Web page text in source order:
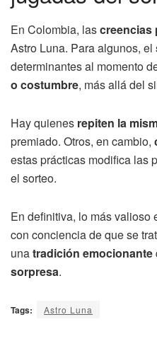
En Colombia, lascreencias
Astro Luna. Para algunos, el
determinantes al momento
o costumbre, más allá del
Hay quienes repiten la
premiado. Otros, en cambio,
estas prácticas modifica las
el sorteo.
En definitiva, lo más valioso
con conciencia de que se
unatradición emocionante
sorpresa.
Tags: Astro Luna